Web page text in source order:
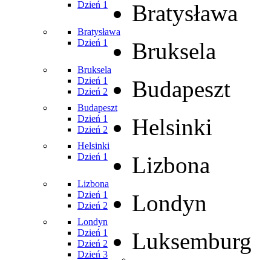
Dzień 1
Bratysława
Bratysława
Dzień 1
Bruksela
Bruksela
Dzień 1
Dzień 2
Budapeszt
Budapeszt
Dzień 1
Dzień 2
Helsinki
Helsinki
Dzień 1
Lizbona
Lizbona
Dzień 1
Dzień 2
Londyn
Londyn
Dzień 1
Dzień 2
Dzień 3
Luksemburg